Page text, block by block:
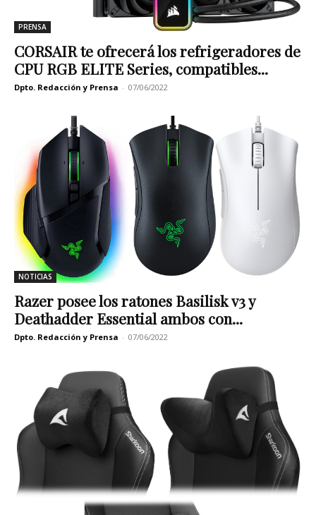
PRENSA
CORSAIR te ofrecerá los refrigeradores de
CPU RGB ELITE Series, compatibles...
Dpto. Redacción y Prensa - 07/06/2022
NOTICIAS
Razer posee los ratones Basilisk v3 y
Deathadder Essential ambos con...
Dpto. Redacción y Prensa - 07/06/2022